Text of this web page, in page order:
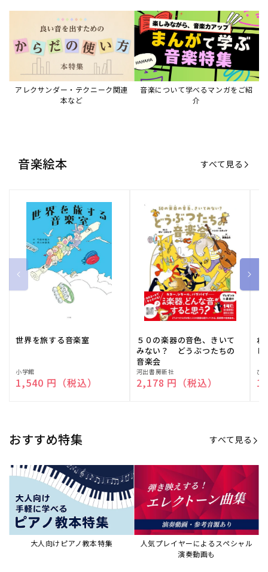
アレクサンダー・テクニーク関連
本など
音楽について学べるマンガをご紹
介
音楽絵本 すべて見る
世界を旅する音楽室
販
売
小学館
通常価格
1,540 円（税込）
５０の楽器の音色、きいて
みない？ どうぶつたちの
音楽会
販
売
河出書房新社
通常価格
2,178 円（税込）
ね
販
売
ひ
おすすめ特集 すべて見る
大人向けピアノ教本特集
人気プレイヤーによるスペシャル
演奏動画も